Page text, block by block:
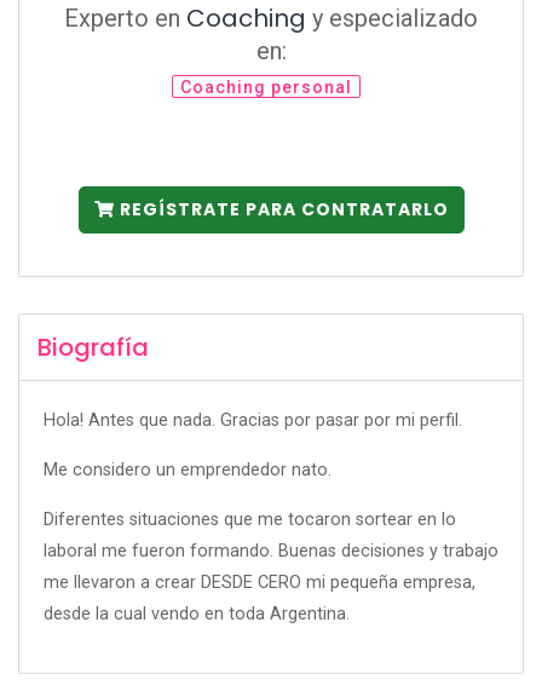
Experto en Coaching y especializado
en:
Coaching personal
REGÍSTRATE PARA CONTRATARLO
Biografía
Hola! Antes que nada. Gracias por pasar por mi perfil.
Me considero un emprendedor nato.
Diferentes situaciones que me tocaron sortear en lo
laboral me fueron formando. Buenas decisiones y trabajo
me llevaron a crear DESDE CERO mi pequeña empresa,
desde la cual vendo en toda Argentina.